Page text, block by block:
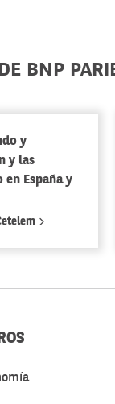
BNP
y
y las
España y